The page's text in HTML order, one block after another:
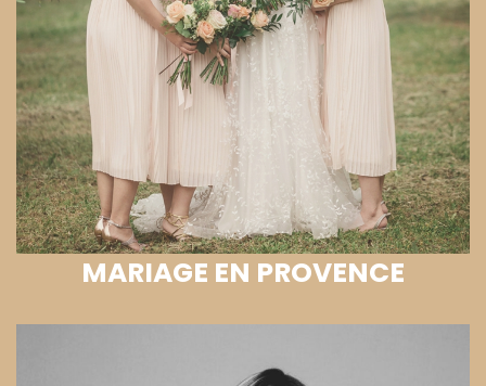
MARIAGE EN PROVENCE